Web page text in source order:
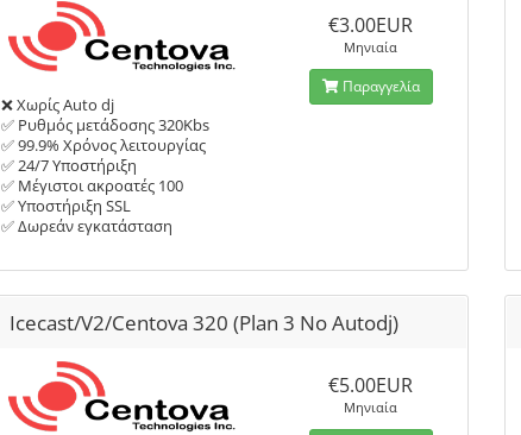
❌ Χωρίς Auto dj
✅ Ρυθμός μετάδοσης 320Kbs
✅ 99.9% Χρόνος λειτουργίας
✅ 24/7 Υποστήριξη
✅ Μέγιστοι ακροατές 100
✅ Υποστήριξη SSL
✅ Δωρεάν εγκατάσταση
€3.00EUR
Μηνιαία
Παραγγελία
Icecast/V2/Centova 320 (Plan 3 No Autodj)
€5.00EUR
Μηνιαία